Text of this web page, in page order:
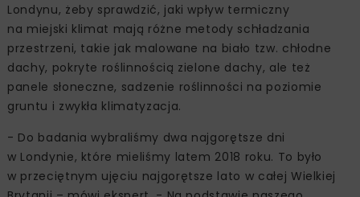
Londynu, żeby sprawdzić, jaki wpływ termiczny
na miejski klimat mają różne metody schładzania
przestrzeni, takie jak malowane na biało tzw. chłodne
dachy, pokryte roślinnością zielone dachy, ale też
panele słoneczne, sadzenie roślinności na poziomie
gruntu i zwykła klimatyzacja.
- Do badania wybraliśmy dwa najgorętsze dni
w Londynie, które mieliśmy latem 2018 roku. To było
w przeciętnym ujęciu najgorętsze lato w całej Wielkiej